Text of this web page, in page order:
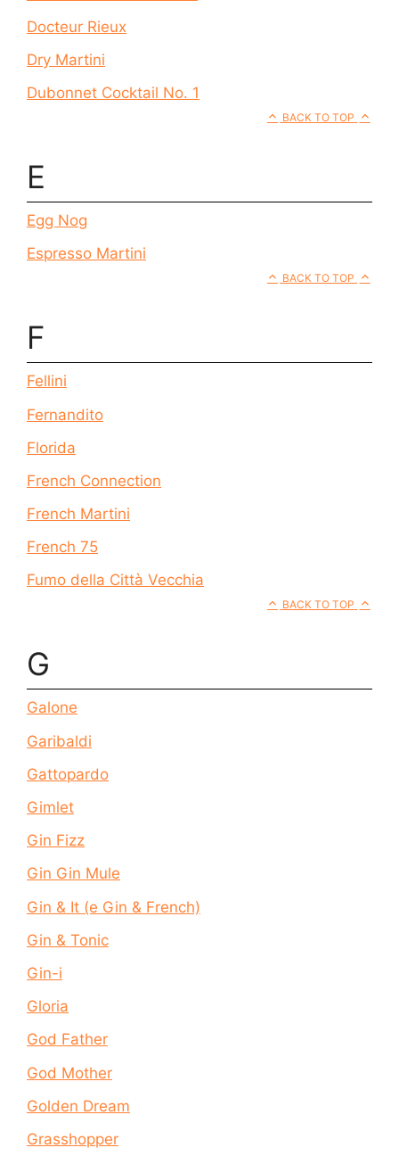
Docteur Rieux
Dry Martini
Dubonnet Cocktail No. 1
BACK TO TOP
E
Egg Nog
Espresso Martini
BACK TO TOP
F
Fellini
Fernandito
Florida
French Connection
French Martini
French 75
Fumo della Città Vecchia
BACK TO TOP
G
Galone
Garibaldi
Gattopardo
Gimlet
Gin Fizz
Gin Gin Mule
Gin & It (e Gin & French)
Gin & Tonic
Gin-i
Gloria
God Father
God Mother
Golden Dream
Grasshopper